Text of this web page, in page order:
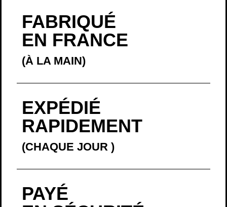
FABRIQUÉ
EN FRANCE
(À LA MAIN)
EXPÉDIÉ
RAPIDEMENT
(CHAQUE JOUR )
PAYÉ